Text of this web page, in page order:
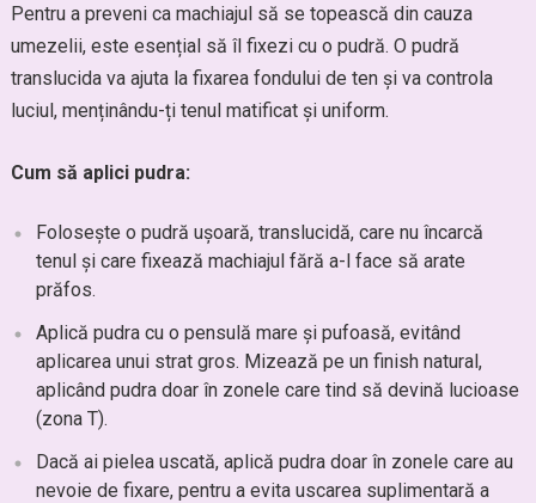
Pentru a preveni ca machiajul să se topească din cauza
umezelii, este esențial să îl fixezi cu o pudră. O pudră
translucida va ajuta la fixarea fondului de ten și va controla
luciul, menținându-ți tenul matificat și uniform.
Cum să aplici pudra:
Folosește o pudră ușoară, translucidă, care nu încarcă
tenul și care fixează machiajul fără a-l face să arate
prăfos.
Aplică pudra cu o pensulă mare și pufoasă, evitând
aplicarea unui strat gros. Mizează pe un finish natural,
aplicând pudra doar în zonele care tind să devină lucioase
(zona T).
Dacă ai pielea uscată, aplică pudra doar în zonele care au
nevoie de fixare, pentru a evita uscarea suplimentară a